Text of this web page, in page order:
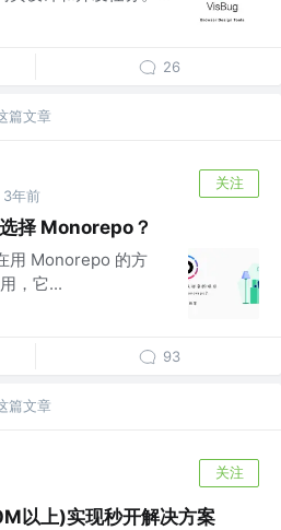
26
篇文章
3年前
关注
择 Monorepo？
用 Monorepo 的方
，它...
93
篇文章
关注
以上)实现秒开解决方案